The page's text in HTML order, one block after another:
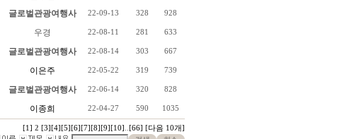
글로벌관광여행사 22-09-13 328 928
우경 22-08-11 281 633
글로벌관광여행사 22-08-14 303 667
이은주 22-05-22 319 739
글로벌관광여행사 22-06-14 320 828
이종희 22-04-27 590 1035
[1] 2 [3] [4] [5] [6] [7] [8] [9] [10] [66] [다음 10개]